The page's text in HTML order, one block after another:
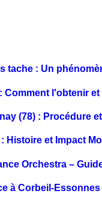
tache : Un
Comment l'obtenir
(78) : Procédure
Histoire et Impact
Orchestra –
à Corbeil-